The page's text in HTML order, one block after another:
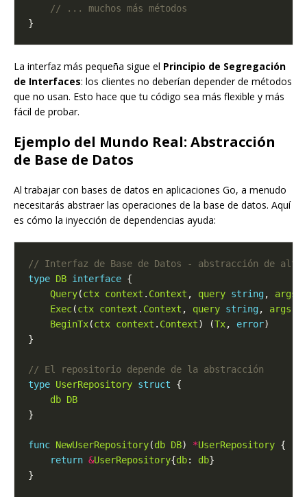
La interfaz más pequeña sigue el Principio de Segregación
de Interfaces: los clientes no deberían depender de métodos
que no usan. Esto hace que tu código sea más flexible y más
fácil de probar.
Ejemplo del Mundo Real: Abstracción
de Base de Datos
Al trabajar con bases de datos en aplicaciones Go, a menudo
necesitarás abstraer las operaciones de la base de datos. Aquí
es cómo la inyección de dependencias ayuda:
type DB interface
Query(ctx context . Context , query string, args
Exec(ctx context . Context , query string, args
BeginTx(ctx context . Context) (Tx, error
type UserRepository struct
db DB
func NewUserRepository(db DB) *UserRepository
return &UserRepository{db: db